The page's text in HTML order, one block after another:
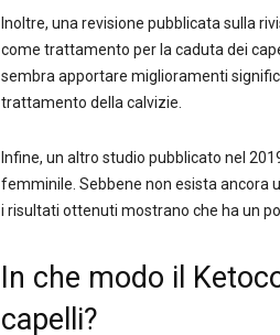
Inoltre, una revisione pubblicata sulla
come trattamento per la caduta dei
sembra apportare miglioramenti
trattamento della calvizie.
Infine, un altro studio pubblicato nel
femminile. Sebbene non esista ancora
i risultati ottenuti mostrano che ha un
In che modo il
capelli?